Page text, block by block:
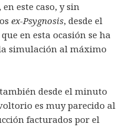
este caso, y sin
ex-Psygnosis, desde el
en esta ocasión se ha
simulación al máximo
desde el minuto
es muy parecido al
facturados por el